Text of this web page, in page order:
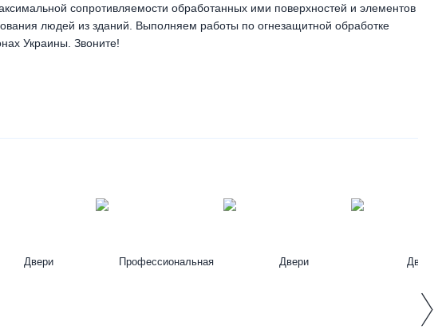
сопротивляемости обработанных ими поверхностей и элементов
людей из зданий. Выполняем работы по огнезащитной обработке
Украины. Звоните!